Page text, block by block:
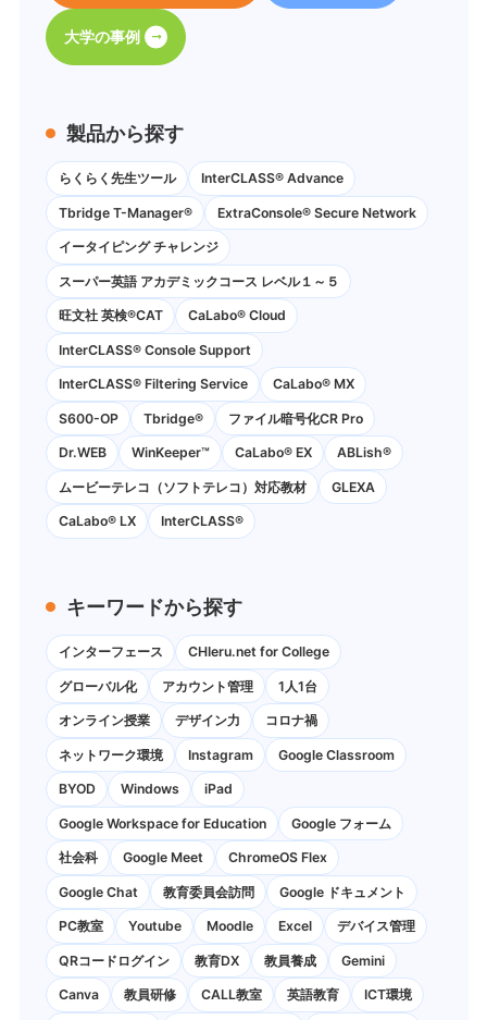
大学の事例
製品から探す
らくらく先生ツール InterCLASS® Advance
Tbridge T-Manager® ExtraConsole® Secure Network
イータイピング チャレンジ
スーパー英語 アカデミックコース レベル１～５
旺文社 英検®CAT CaLabo®︎ Cloud
InterCLASS®︎ Console Support
InterCLASS®︎ Filtering Service CaLabo® MX
S600-OP Tbridge® ファイル暗号化CR Pro
Dr.WEB WinKeeper™ CaLabo® EX ABLish®
ムービーテレコ（ソフトテレコ）対応教材 GLEXA
CaLabo® LX InterCLASS®
キーワードから探す
インターフェース CHIeru.net for College
グローバル化 アカウント管理 1人1台
オンライン授業 デザイン力 コロナ禍
ネットワーク環境 Instagram Google Classroom
BYOD Windows iPad
Google Workspace for Education Google フォーム
社会科 Google Meet ChromeOS Flex
Google Chat 教育委員会訪問 Google ドキュメント
PC教室 Youtube Moodle Excel デバイス管理
QRコードログイン 教育DX 教員養成 Gemini
Canva 教員研修 CALL教室 英語教育 ICT環境